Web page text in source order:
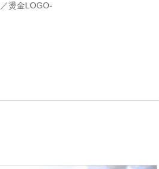
燙金LOGO-